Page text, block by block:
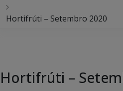
Hortifrúti – Setembro 2020
Hortifrúti –